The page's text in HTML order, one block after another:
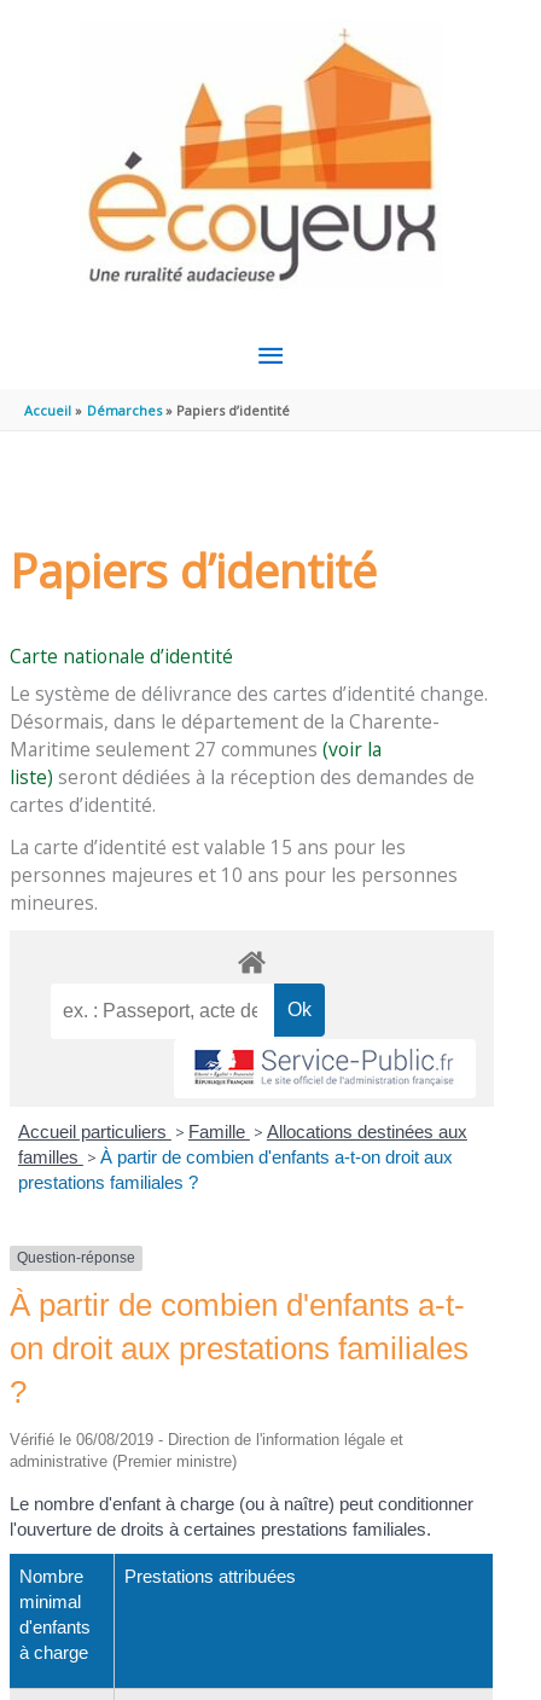
MENU
PRINCIPAL
Accueil Démarches Papiers d’identité
Papiers d’identité
Carte nationale d’identité
Le système de délivrance des cartes d’identité change.
Désormais, dans le département de la Charente-
Maritime seulement 27 communes(voir la
liste) seront dédiées à la réception des demandes de
cartes d’identité.
La carte d’identité est valable 15 ans pour les
personnes majeures et 10 ans pour les personnes
mineures.
Accueil particuliers > Famille > Allocations destinées aux
familles > À partir de combien d'enfants a-t-on droit aux
prestations familiales ?
Question-réponse
À partir de combien d'enfants a-t-
on droit aux prestations familiales
?
Vérifié le 06/08/2019 - Direction de l'information légale et
administrative (Premier ministre)
Le nombre d'enfant à charge (ou à naître) peut conditionner
l'ouverture de droits à certaines prestations familiales.
Nombre
minimal
d'enfants
à charge
Prestations attribuées